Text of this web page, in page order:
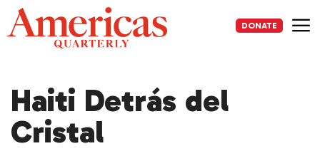
Skip
to
content
DONATE
Haiti Detrás del
Cristal